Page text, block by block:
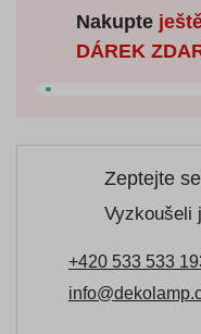
Nakupte
DÁREK
Zeptejte
Vyzkoušeli
+420 533 533